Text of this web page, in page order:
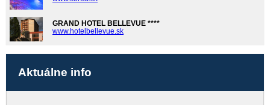
GRAND HOTEL BELLEVUE ****
www.hotelbellevue.sk
Aktuálne info